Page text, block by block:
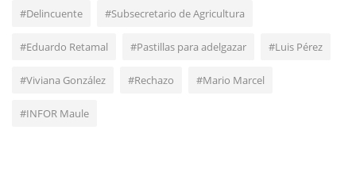
#Delincuente #Subsecretario de Agricultura
#Eduardo Retamal #Pastillas para adelgazar #Luis Pérez
#Viviana González #Rechazo #Mario Marcel
#INFOR Maule